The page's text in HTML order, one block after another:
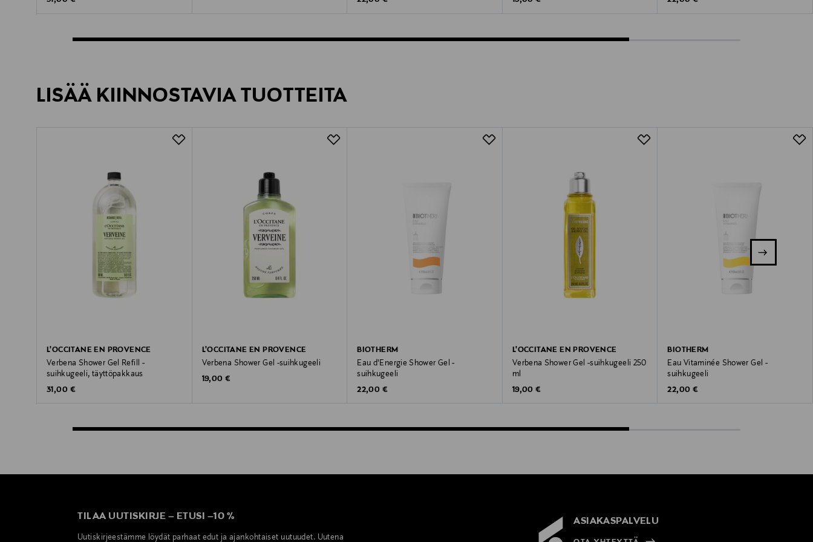
LISÄÄ KIINNOSTAVIA TUOTTEITA
L'OCCITANE EN PROVENCE
Verbena Shower Gel Refill -
suihkugeeli, täyttöpakkaus
Original Price
31,00 €
L'OCCITANE EN PROVENCE
Verbena Shower Gel -suihkugeeli
Original Price
19,00 €
BIOTHERM
Eau d'Energie Shower Gel -
suihkugeeli
Original Price
22,00 €
L'OCCITANE EN PROVENCE
Verbena Shower Gel -suihkugeeli 250
ml
Original Price
19,00 €
BIOTHERM
Eau Vitaminée Shower Gel -
suihkugeeli
Original Price
22,00 €
TILAA UUTISKIRJE – ETUSI –10 %
Uutiskirjeestämme löydät parhaat edut ja ajankohtaiset uutuudet. Uutena
ASIAKASPALVELU